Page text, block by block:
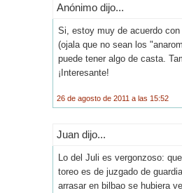
Anónimo dijo...
Si, estoy muy de acuerdo
(ojala que no sean los
puede tener algo de casta.
¡Interesante!
26 de agosto de 2011 a las 15:52
Juan dijo...
Lo del Juli es vergonzoso:
toreo es de juzgado de
arrasar en bilbao se hubiera